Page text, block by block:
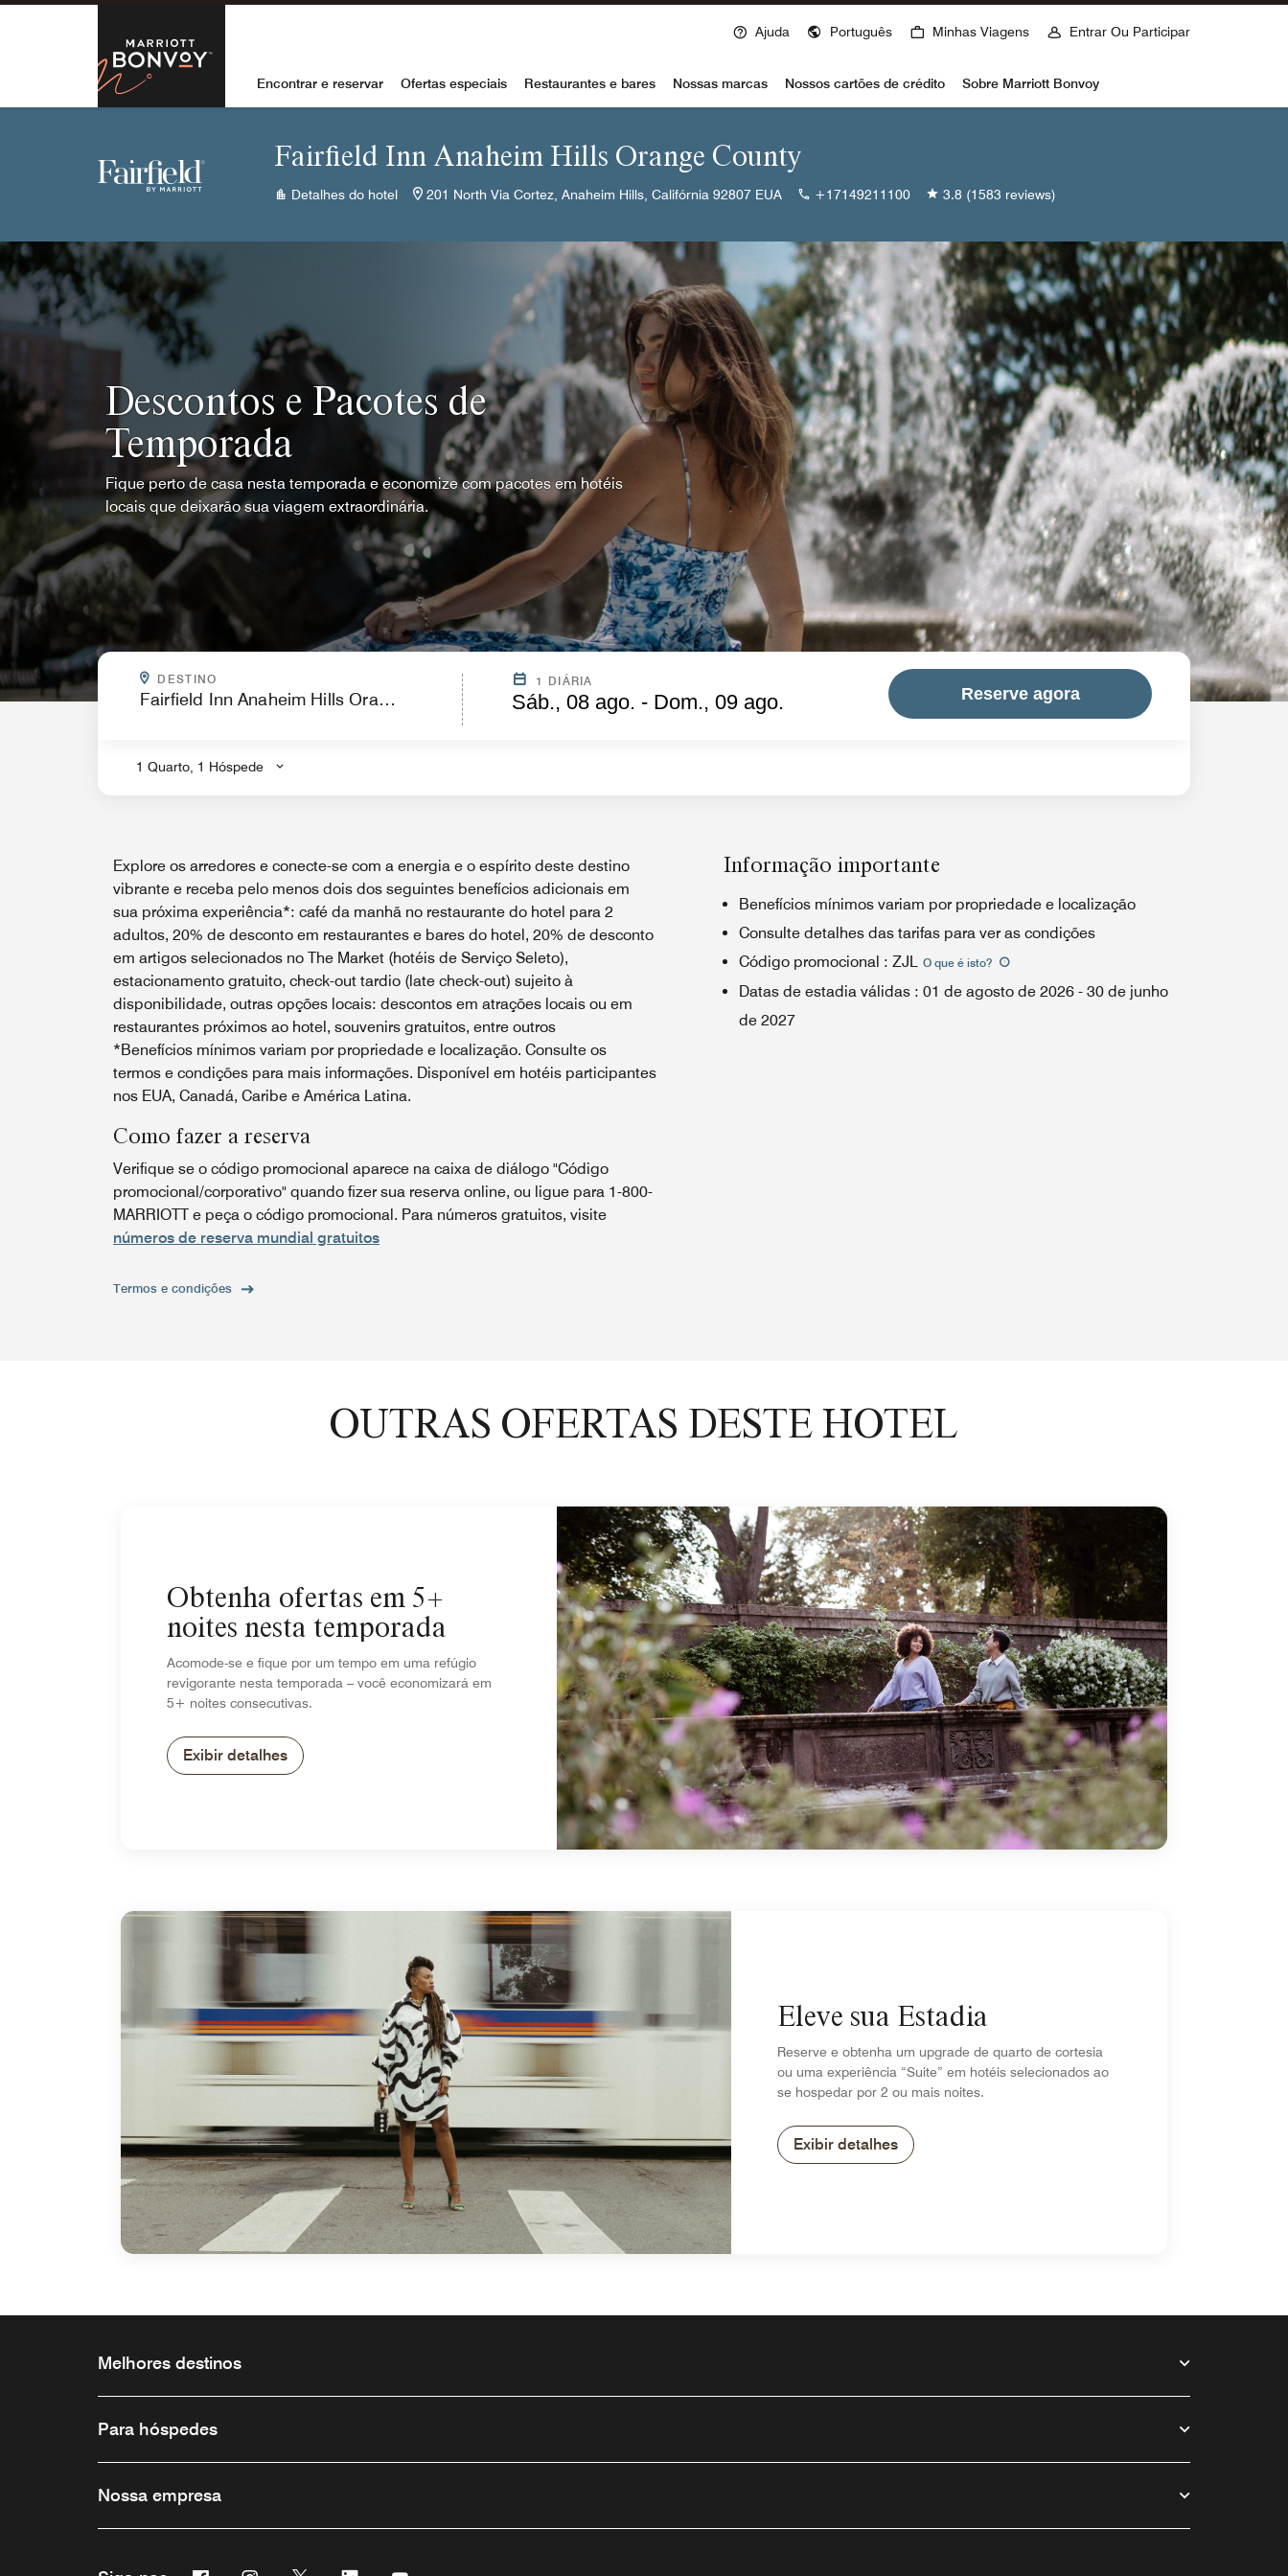
Skip to Content
Marriott Bonvoy
Ajuda Português Minhas Viagens Entrar Ou Participar
Encontrar e reservar Ofertas especiais Restaurantes e bares Nossas marcas Nossos cartões de crédito Sobre Marriott Bonvoy
Fairfield Inn Anaheim Hills Orange County
Detalhes do hotel 201 North Via Cortez, Anaheim Hills, Califórnia 92807 EUA +17149211100 3.8 (1583 reviews)
Descontos e Pacotes de
Temporada
Fique perto de casa nesta temporada e economize com pacotes em hotéis
locais que deixarão sua viagem extraordinária.
DESTINO
.
1 DIÁRIA
Sáb., 08 ago. - Dom., 09 ago.
1 Quarto, 1 Hóspede
Reserve agora
Explore os arredores e conecte-se com a energia e o espírito deste destino
vibrante e receba pelo menos dois dos seguintes benefícios adicionais em
sua próxima experiência*: café da manhã no restaurante do hotel para 2
adultos, 20% de desconto em restaurantes e bares do hotel, 20% de desconto
em artigos selecionados no The Market (hotéis de Serviço Seleto),
estacionamento gratuito, check-out tardio (late check-out) sujeito à
disponibilidade, outras opções locais: descontos em atrações locais ou em
restaurantes próximos ao hotel, souvenirs gratuitos, entre outros
*Benefícios mínimos variam por propriedade e localização. Consulte os
termos e condições para mais informações. Disponível em hotéis participantes
nos EUA, Canadá, Caribe e América Latina.
Como fazer a reserva
Verifique se o código promocional aparece na caixa de diálogo "Código
promocional/corporativo" quando fizer sua reserva online, ou ligue para 1-800-
MARRIOTT e peça o código promocional. Para números gratuitos, visite
números de reserva mundial gratuitos
Termos e condições
Informação importante
Benefícios mínimos variam por propriedade e localização
Consulte detalhes das tarifas para ver as condições
Código promocional : ZJL O que é isto?
Datas de estadia válidas : 01 de agosto de 2026 - 30 de junho
de 2027
OUTRAS OFERTAS DESTE HOTEL
Obtenha ofertas em 5+
noites nesta temporada
Acomode-se e fique por um tempo em uma refúgio
revigorante nesta temporada – você economizará em
5+ noites consecutivas.
Exibir detalhes
Eleve sua Estadia
Reserve e obtenha um upgrade de quarto de cortesia
ou uma experiência “Suite” em hotéis selecionados ao
se hospedar por 2 ou mais noites.
Exibir detalhes
Melhores destinos
Para hóspedes
Nossa empresa